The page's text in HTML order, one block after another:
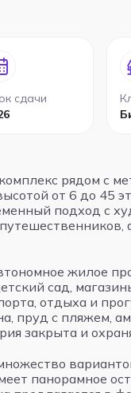
сдачи
рядом с
от 6 до 45
подход с
жилое
сад,
отдыха и
пруд с пляжем,
закрыта и
панорамное